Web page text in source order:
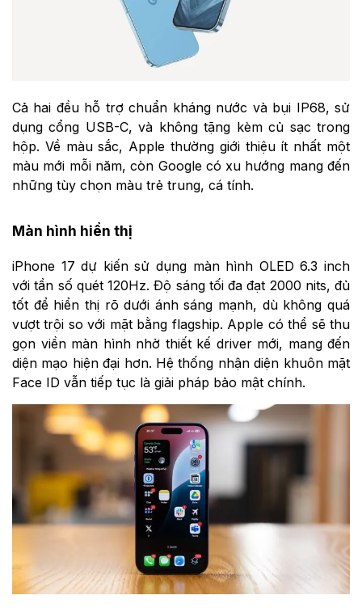
Cả hai đều hỗ trợ chuẩn kháng nước và bụi IP68, sử
dụng cổng USB-C, và không tặng kèm củ sạc trong
hộp. Về màu sắc, Apple thường giới thiệu ít nhất một
màu mới mỗi năm, còn Google có xu hướng mang đến
những tùy chọn màu trẻ trung, cá tính.
Màn hình hiển thị
iPhone 17 dự kiến sử dụng màn hình OLED 6.3 inch
với tần số quét 120Hz. Độ sáng tối đa đạt 2000 nits, đủ
tốt để hiển thị rõ dưới ánh sáng mạnh, dù không quá
vượt trội so với mặt bằng flagship. Apple có thể sẽ thu
gọn viền màn hình nhờ thiết kế driver mới, mang đến
diện mạo hiện đại hơn. Hệ thống nhận diện khuôn mặt
Face ID vẫn tiếp tục là giải pháp bảo mật chính.